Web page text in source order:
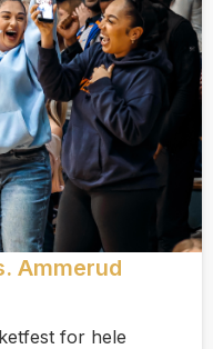
Ammerud
for hele